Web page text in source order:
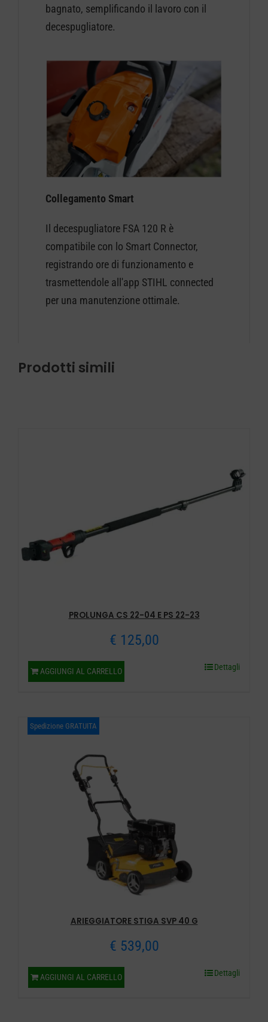
bagnato, semplificando il lavoro con il
decespugliatore.
Collegamento Smart
Il decespugliatore FSA 120 R è
compatibile con lo Smart Connector,
registrando ore di funzionamento e
trasmettendole all'app STIHL connected
per una manutenzione ottimale.
Prodotti simili
PROLUNGA CS 22-04 E PS 22-23
€ 125,00
AGGIUNGI AL CARRELLO Dettagli
Spedizione GRATUITA
ARIEGGIATORE STIGA SVP 40 G
€ 539,00
AGGIUNGI AL CARRELLO Dettagli